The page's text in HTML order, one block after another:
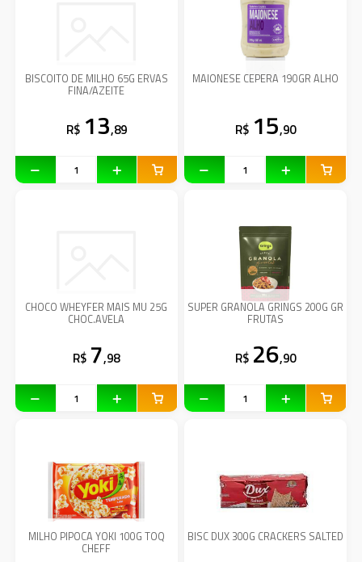
BISCOITO DE MILHO 65G ERVAS
FINA/AZEITE
R$ 13,89
MAIONESE CEPERA 190GR ALHO
R$ 15,90
CHOCO WHEYFER MAIS MU 25G
CHOC.AVELA
R$ 7,98
SUPER GRANOLA GRINGS 200G GR
FRUTAS
R$ 26,90
MILHO PIPOCA YOKI 100G TOQ
CHEFF
BISC DUX 300G CRACKERS SALTED